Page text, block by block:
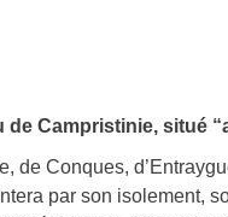
Campristinie, situé
de Conques,
par son isolement,